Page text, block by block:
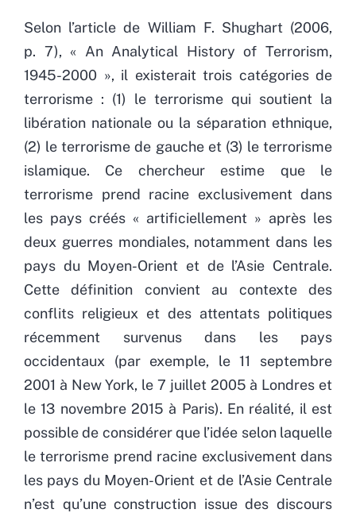
Selon l’article de William F. Shughart (2006,
p. 7), « An Analytical History of Terrorism,
1945-2000 », il existerait trois catégories de
terrorisme : (1) le terrorisme qui soutient la
libération nationale ou la séparation ethnique,
(2) le terrorisme de gauche et (3) le terrorisme
islamique. Ce chercheur estime que le
terrorisme prend racine exclusivement dans
les pays créés « artificiellement » après les
deux guerres mondiales, notamment dans les
pays du Moyen-Orient et de l’Asie Centrale.
Cette définition convient au contexte des
conflits religieux et des attentats politiques
récemment survenus dans les pays
occidentaux (par exemple, le 11 septembre
2001 à New York, le 7 juillet 2005 à Londres et
le 13 novembre 2015 à Paris). En réalité, il est
possible de considérer que l’idée selon laquelle
le terrorisme prend racine exclusivement dans
les pays du Moyen-Orient et de l’Asie Centrale
n’est qu’une construction issue des discours